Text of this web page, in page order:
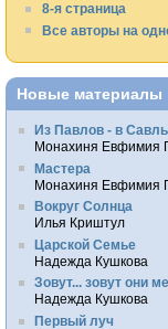
8-я страница
Все авторы на
Новые материалы
Из Павлов - в
Монахиня Евфимия
Мастера
Монахиня Евфимия
Вокруг Солнца
Илья Криштул
Царской Семье
Надежда Кушкова
Зовут... зовут они
Надежда Кушкова
Первый луч